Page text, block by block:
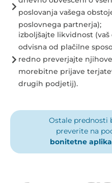
poslovanja vašega
poslovnega partnerja);
izboljšajte likvidnost
odvisna od plačilne
redno preverjajte
morebitne prijave
drugih podjetij).
Ostale prednosti
preverite na
bonitetne